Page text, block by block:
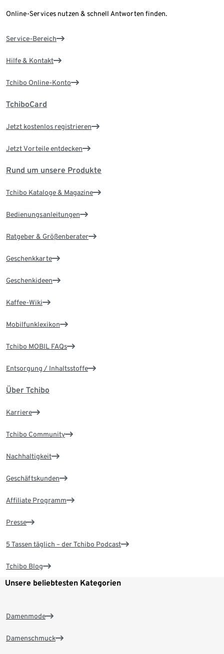
Online-Services nutzen & schnell Antworten finden.
Service-Bereich
Hilfe & Kontakt
Tchibo Online-Konto
TchiboCard
Jetzt kostenlos registrieren
Jetzt Vorteile entdecken
Rund um unsere Produkte
Tchibo Kataloge & Magazine
Bedienungsanleitungen
Ratgeber & Größenberater
Geschenkkarte
Geschenkideen
Kaffee-Wiki
Mobilfunklexikon
Tchibo MOBIL FAQs
Entsorgung / Inhaltsstoffe
Über Tchibo
Karriere
Tchibo Community
Nachhaltigkeit
Geschäftskunden
Affiliate Programm
Presse
5 Tassen täglich – der Tchibo Podcast
Tchibo Blog
Unsere beliebtesten Kategorien
Damenmode
Damenschmuck